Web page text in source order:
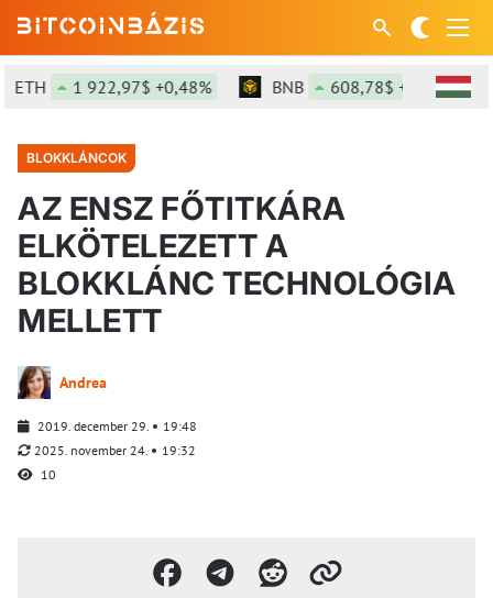
1 922,97$ +0,48% BNB 608,78$ +3,1%
BLOKKLÁNCOK
AZ ENSZ FŐTITKÁRA
ELKÖTELEZETT A
BLOKKLÁNC TECHNOLÓGIA
MELLETT
Andrea
2019. december 29.
19:48
2025. november 24.
19:32
10